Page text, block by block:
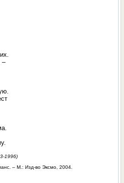
–
1996)
– М.: Изд-во Эксмо, 2004.